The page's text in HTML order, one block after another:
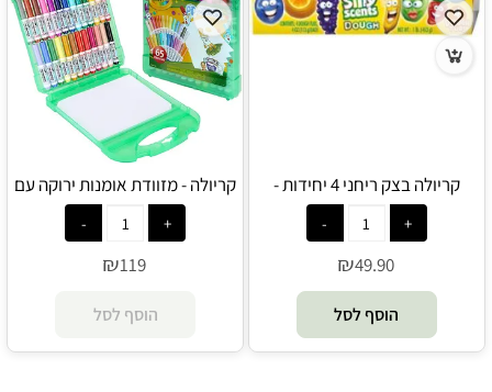
קריולה בצק ריחני 4 יחידות -
Crayola
₪49.90
הוסף לסל
קריולה - מזוודת אומנות ירוקה עם
מעל 65 חלקים - Crayola
₪119
הוסף לסל